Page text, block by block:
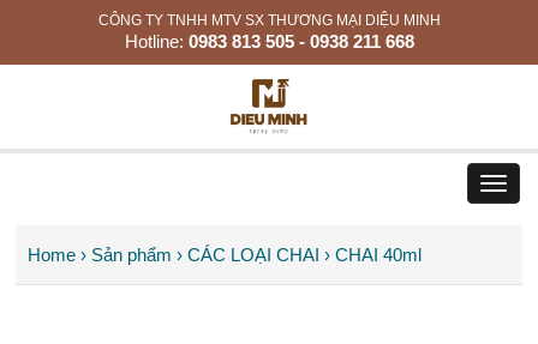
CÔNG TY TNHH MTV SX THƯƠNG MẠI DIỆU MINH
Hotline: 0983 813 505 - 0938 211 668
Home › Sản phẩm › CÁC LOẠI CHAI › CHAI 40ml